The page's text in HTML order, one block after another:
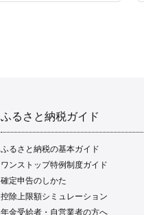
ふるさと納税ガイド
ふるさと納税の基本ガイド
ワンストップ特例制度ガイド
確定申告のしかた
控除上限額シミュレーション
年金受給者・自営業者の方へ